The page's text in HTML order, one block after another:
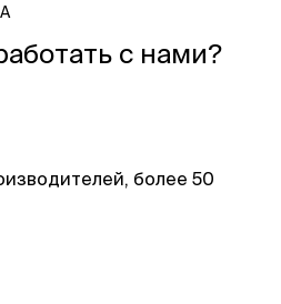
с нами?
более 50